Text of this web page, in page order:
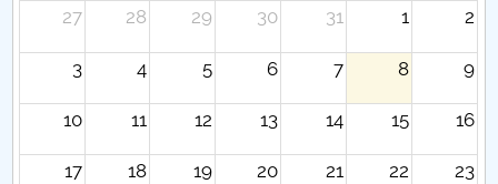
27
28 29 30 31 1 2
3 4 5 6 7 8 9
10 11 12 13 14 15 16
17 18 19 20 21 22 23